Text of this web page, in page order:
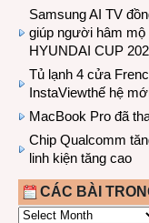
Samsung AI TV
giúp người hâm mộ
HYUNDAI CUP
Tủ lạnh 4 cửa
InstaViewthế hệ
MacBook Pro đã
Chip Qualcomm
linh kiện tăng cao
CÁC BÀI
CÁC